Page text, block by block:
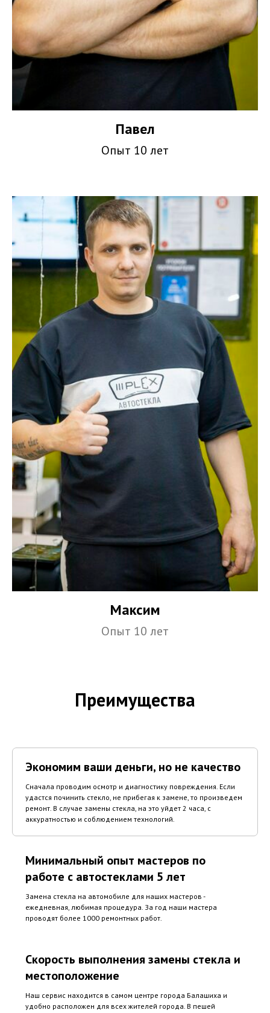
Павел
Опыт 10 лет
Максим
Опыт 10 лет
Преимущества
Экономим ваши деньги, но не качество
Сначала проводим осмотр и диагностику повреждения. Если
удастся починить стекло, не прибегая к замене, то произведем
ремонт. В случае замены стекла, на это уйдет 2 часа, с
аккуратностью и соблюдением технологий.
Минимальный опыт мастеров по
работе с автостеклами 5 лет
Замена стекла на автомобиле для наших мастеров -
ежедневная, любимая процедура. За год наши мастера
проводят более 1000 ремонтных работ.
Скорость выполнения замены стекла и
местоположение
Наш сервис находится в самом центре города Балашиха и
удобно расположен для всех жителей города. В пешей